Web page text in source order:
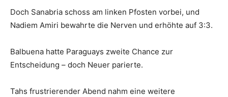
Doch Sanabria schoss am linken Pfosten vorbei, und
Nadiem Amiri bewahrte die Nerven und erhöhte auf 3:3.
Balbuena hatte Paraguays zweite Chance zur
Entscheidung – doch Neuer parierte.
Tahs frustrierender Abend nahm eine weitere